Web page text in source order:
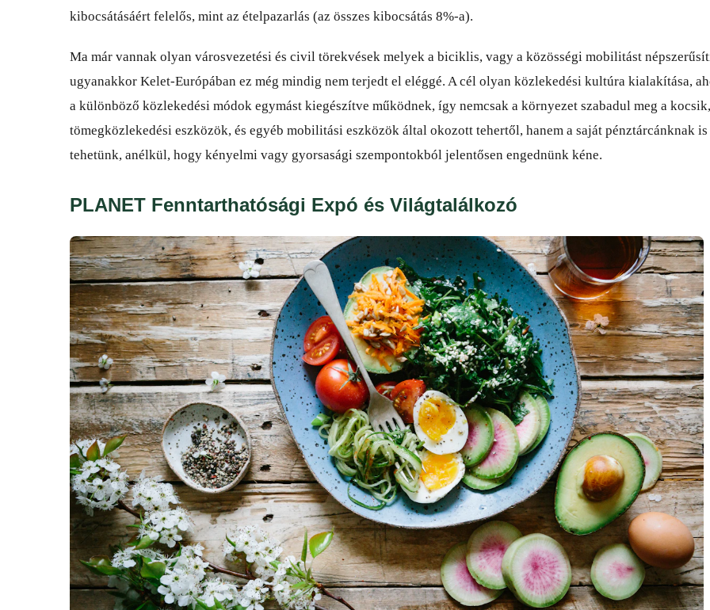
kibocsátásáért felelős, mint az ételpazarlás (az összes kibocsátás 8%-a).
Ma már vannak olyan városvezetési és civil törekvések melyek a biciklis, vagy a közösségi mobilitást
ugyanakkor Kelet-Európában ez még mindig nem terjedt el eléggé. A cél olyan közlekedési kultúra kialakítása,
a különböző közlekedési módok egymást kiegészítve működnek, így nemcsak a környezet szabadul meg a
tömegközlekedési eszközök, és egyéb mobilitási eszközök által okozott tehertől, hanem a saját pénztárcánknak
tehetünk, anélkül, hogy kényelmi vagy gyorsasági szempontokból jelentősen engednünk kéne.
PLANET Fenntarthatósági Expó és Világtalálkozó